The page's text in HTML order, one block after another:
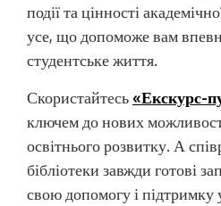
події та цінності
усе, що допоможе вам
студентське життя.
Скористайтесь«Екскурс-
ключем до нових
освітнього розвитку. А
бібліотеки завжди готові
свою допомогу і підтримку